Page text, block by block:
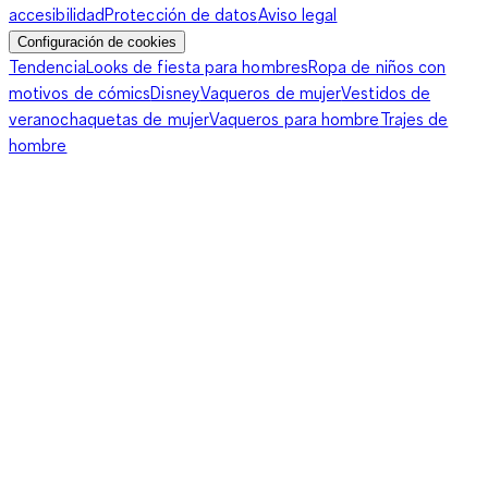
accesibilidadProtección de datosAviso legal
Configuración de cookies
TendenciaLooks de fiesta para hombresRopa de niños con
motivos de cómicsDisneyVaqueros de mujerVestidos de
veranochaquetas de mujerVaqueros para hombreTrajes de
hombre